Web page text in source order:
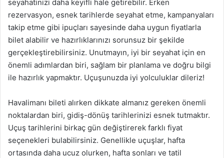
seyahatinizi daha keyifli hale getirebilir. Erken
rezervasyon, esnek tarihlerde seyahat etme, kampanyaları
takip etme gibi ipuçları sayesinde daha uygun fiyatlarla
bilet alabilir ve hazırlıklarınızı sorunsuz bir şekilde
gerçekleştirebilirsiniz. Unutmayın, iyi bir seyahat için en
önemli adımlardan biri, sağlam bir planlama ve doğru bilgi
ile hazırlık yapmaktır. Uçuşunuzda iyi yolculuklar dileriz!
Havalimanı bileti alırken dikkate almanız gereken önemli
noktalardan biri, gidiş-dönüş tarihlerinizi esnek tutmaktır.
Uçuş tarihlerini birkaç gün değiştirerek farklı fiyat
seçenekleri bulabilirsiniz. Genellikle uçuşlar, hafta
ortasında daha ucuz olurken, hafta sonları ve tatil